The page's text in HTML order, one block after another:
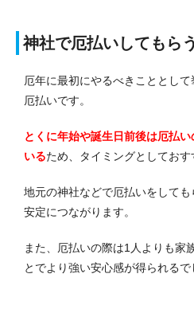
神社で厄払いしてもらう
厄年に最初にやるべきこととし
厄払いです。
とくに年始や誕生日前後は厄払
いるため、タイミングとしておす
地元の神社などで厄払いをして
安定につながります。
また、厄払いの際は1人よりも家
とでより強い安心感が得られるで